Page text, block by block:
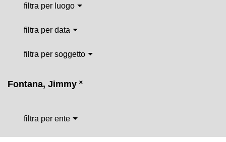
filtra per luogo
filtra per data
filtra per soggetto
Fontana, Jimmy ˟
filtra per ente